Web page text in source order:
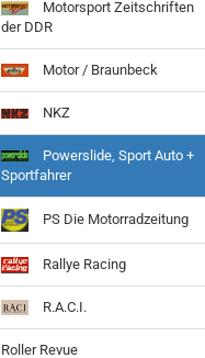
Motorsport Zeitschriften
der DDR
Motor / Braunbeck
NKZ
Powerslide, Sport Auto +
Sportfahrer
PS Die Motorradzeitung
Rallye Racing
R.A.C.I.
Roller Revue